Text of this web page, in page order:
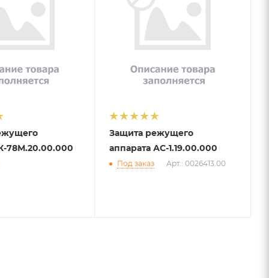
78М.20.00.000
Защита режущего
аппарата АС-1.19.00.000
Под заказ Арт.: 0026413.00